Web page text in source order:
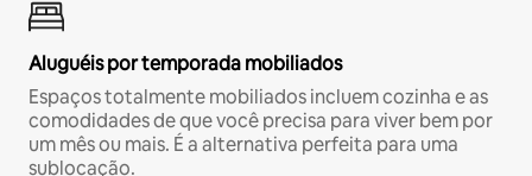
Aluguéis por temporada mobiliados
Espaços totalmente mobiliados incluem cozinha e as
comodidades de que você precisa para viver bem por
um mês ou mais. É a alternativa perfeita para uma
sublocação.